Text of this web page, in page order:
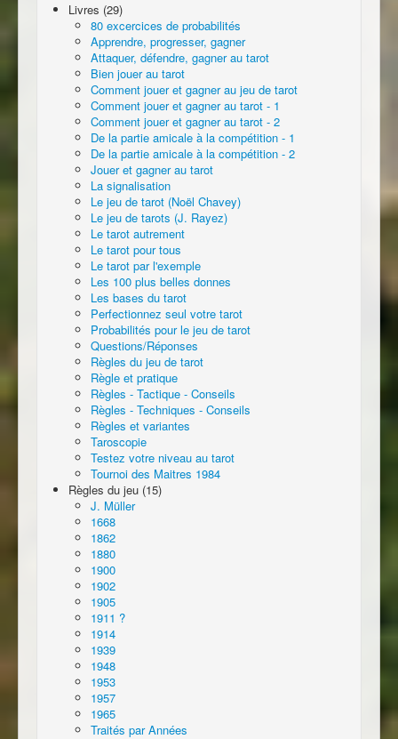
Livres (29)
80 excercices de probabilités
Apprendre, progresser, gagner
Attaquer, défendre, gagner au tarot
Bien jouer au tarot
Comment jouer et gagner au jeu de tarot
Comment jouer et gagner au tarot - 1
Comment jouer et gagner au tarot - 2
De la partie amicale à la compétition - 1
De la partie amicale à la compétition - 2
Jouer et gagner au tarot
La signalisation
Le jeu de tarot (Noël Chavey)
Le jeu de tarots (J. Rayez)
Le tarot autrement
Le tarot pour tous
Le tarot par l'exemple
Les 100 plus belles donnes
Les bases du tarot
Perfectionnez seul votre tarot
Probabilités pour le jeu de tarot
Questions/Réponses
Règles du jeu de tarot
Règle et pratique
Règles - Tactique - Conseils
Règles - Techniques - Conseils
Règles et variantes
Taroscopie
Testez votre niveau au tarot
Tournoi des Maitres 1984
Règles du jeu (15)
J. Müller
1668
1862
1880
1900
1902
1905
1911 ?
1914
1939
1948
1953
1957
1965
Traités par Années